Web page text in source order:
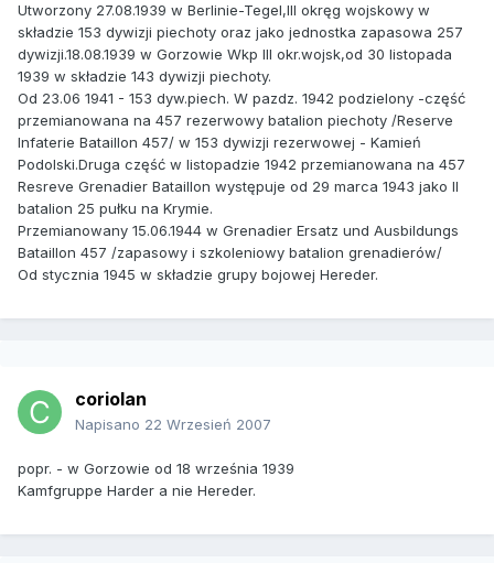
Utworzony 27.08.1939 w Berlinie-Tegel,III okręg wojskowy w
składzie 153 dywizji piechoty oraz jako jednostka zapasowa 257
dywizji.18.08.1939 w Gorzowie Wkp III okr.wojsk,od 30 listopada
1939 w składzie 143 dywizji piechoty.
Od 23.06 1941 - 153 dyw.piech. W pazdz. 1942 podzielony -część
przemianowana na 457 rezerwowy batalion piechoty /Reserve
Infaterie Bataillon 457/ w 153 dywizji rezerwowej - Kamień
Podolski.Druga część w listopadzie 1942 przemianowana na 457
Resreve Grenadier Bataillon występuje od 29 marca 1943 jako II
batalion 25 pułku na Krymie.
Przemianowany 15.06.1944 w Grenadier Ersatz und Ausbildungs
Bataillon 457 /zapasowy i szkoleniowy batalion grenadierów/
Od stycznia 1945 w składzie grupy bojowej Hereder.
coriolan
Napisano 22 Wrzesień 2007
popr. - w Gorzowie od 18 września 1939
Kamfgruppe Harder a nie Hereder.